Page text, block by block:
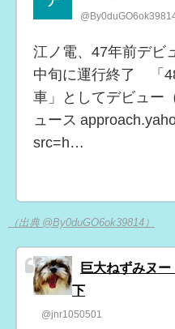
江ノ電、47年前デビ
中旬に運行終了 「
車」としてデビュー
ュース
src=h…
（出典 @By0duGO6ok39814）
巨大ねずみヌ
下
@jnr1050501